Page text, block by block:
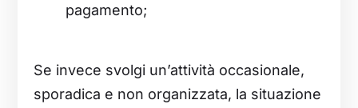
pagamento;
Se invece svolgi un’attività occasionale,
sporadica e non organizzata, la situazione